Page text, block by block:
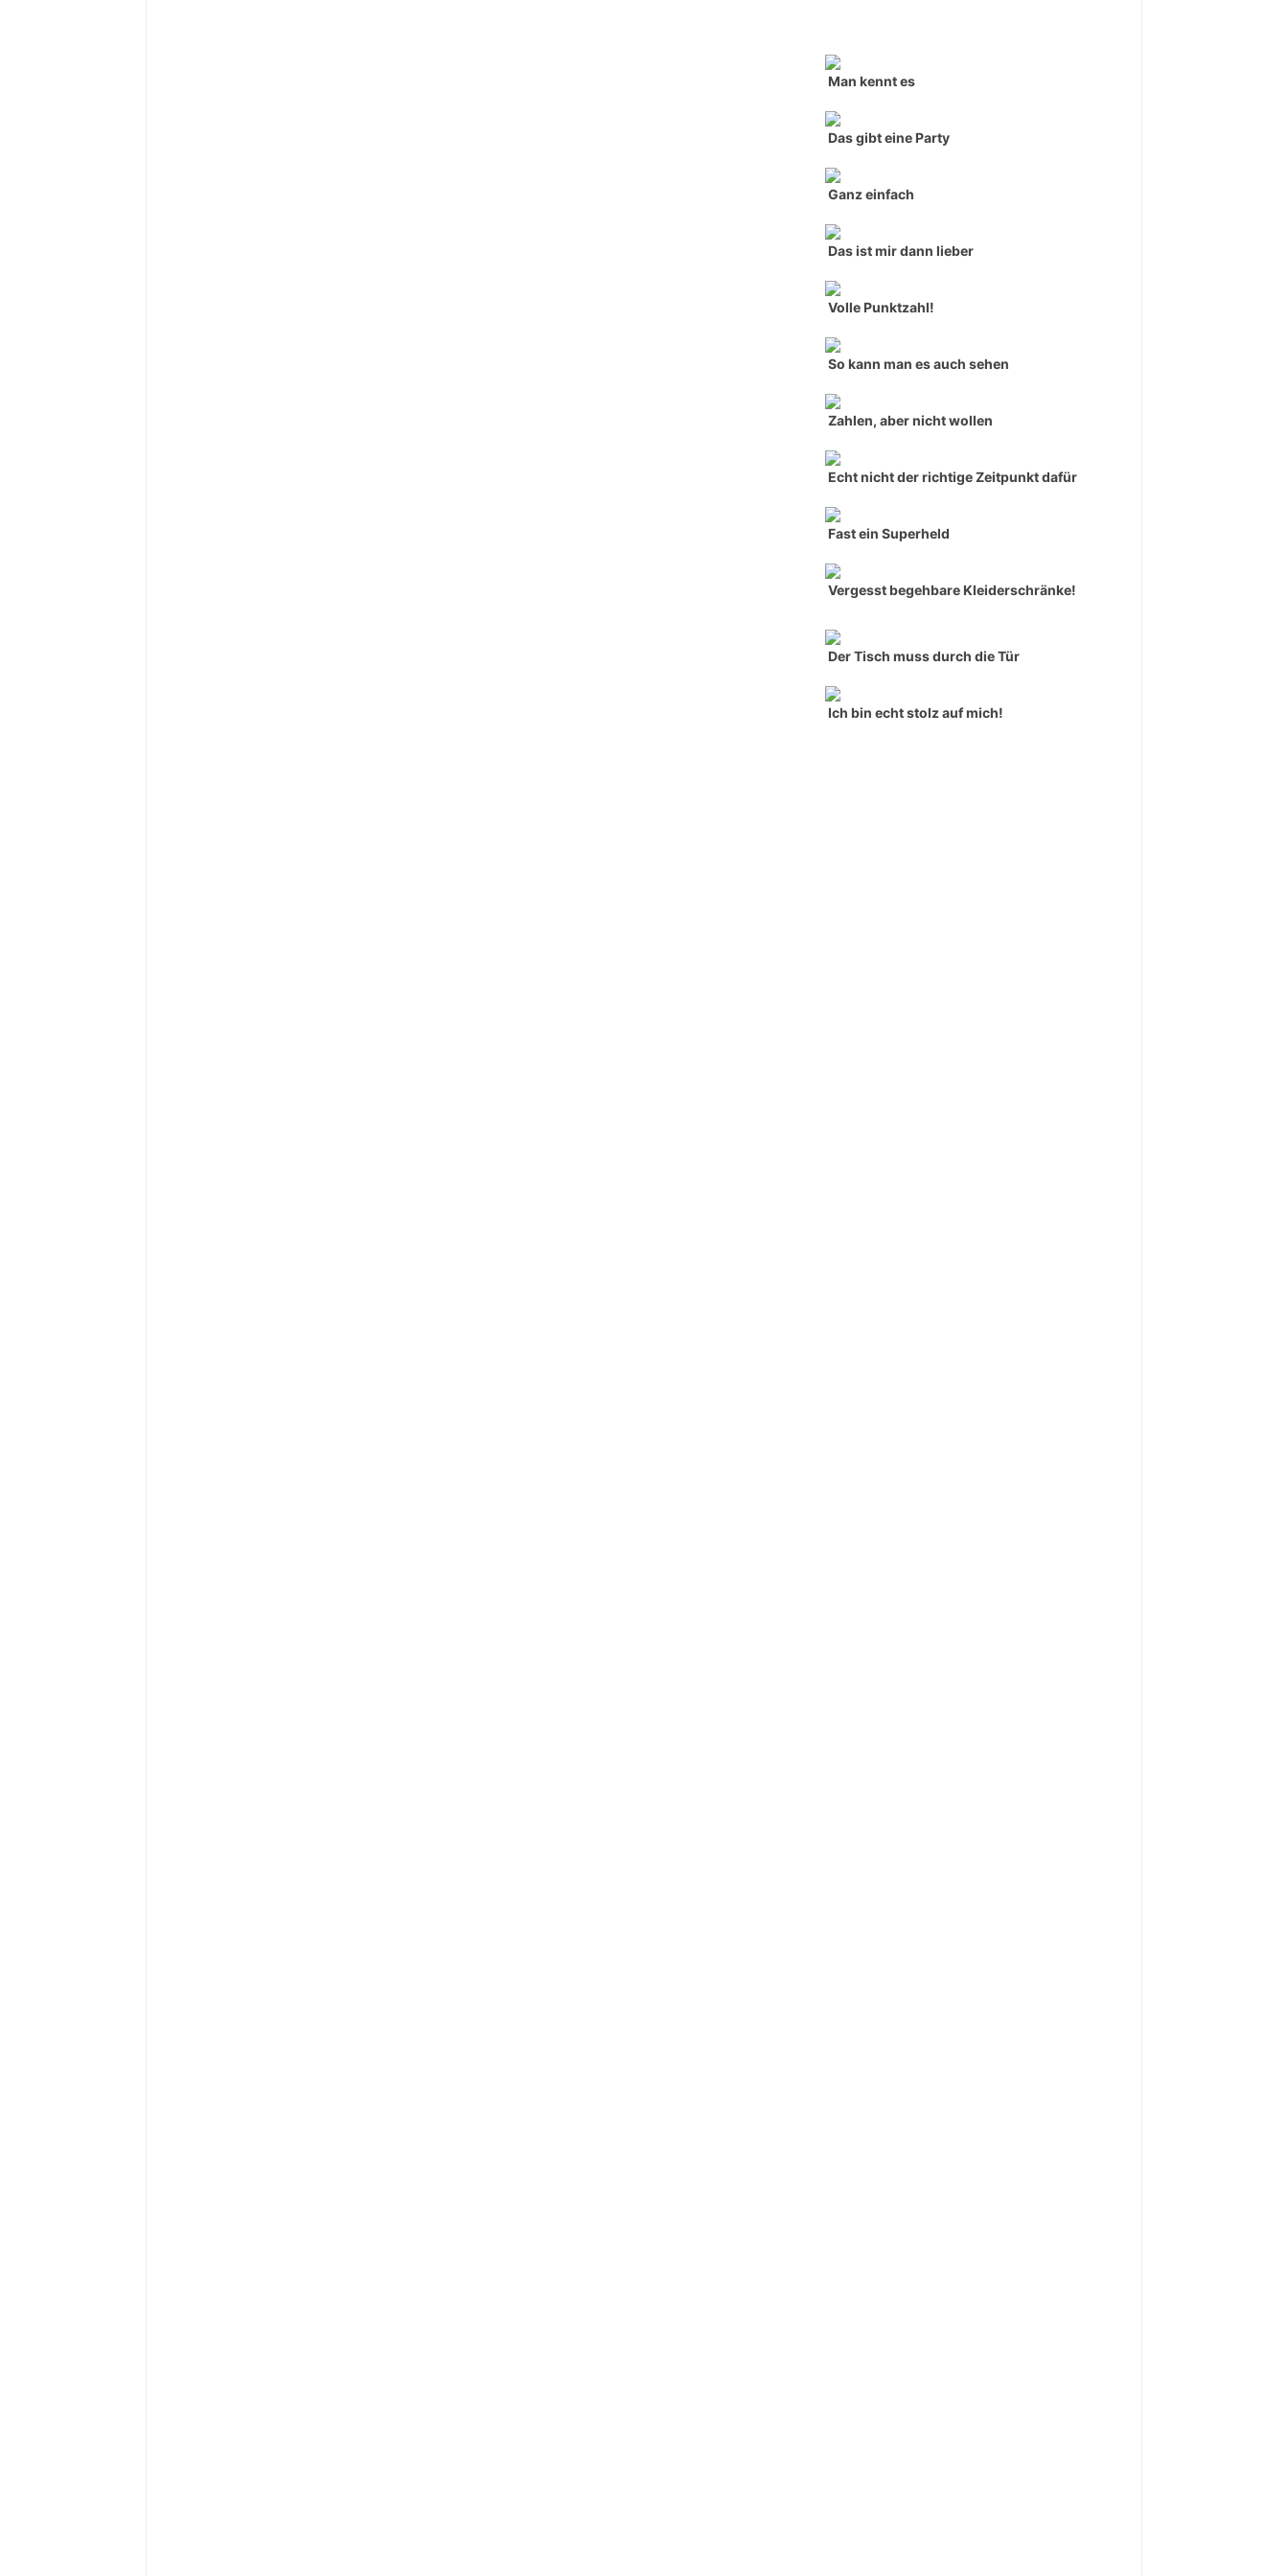
Man kennt es
Das gibt eine Party
Ganz einfach
Das ist mir dann lieber
Volle Punktzahl!
So kann man es auch sehen
Zahlen, aber nicht wollen
Echt nicht der richtige Zeitpunkt dafür
Fast ein Superheld
Vergesst begehbare Kleiderschränke!
Der Tisch muss durch die Tür
Ich bin echt stolz auf mich!